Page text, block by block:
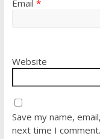
Email *
Website
Save my name,
next time I comment.